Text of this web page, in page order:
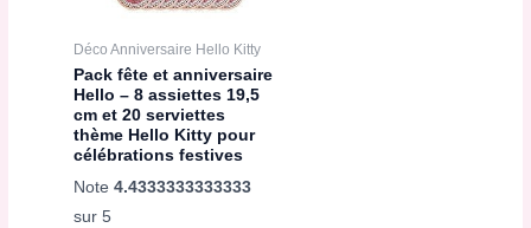
Déco Anniversaire Hello Kitty
Pack fête et anniversaire
Hello – 8 assiettes 19,5
cm et 20 serviettes
thème Hello Kitty pour
célébrations festives
Note4.4333333333333
sur 5